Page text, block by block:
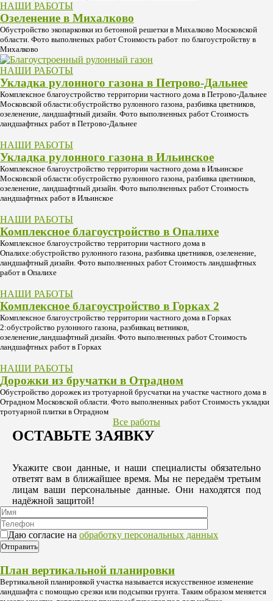
НАШИ РАБОТЫ
Озеленение в Михалково
Обустройство экопарковки из бетонной решетки в Михалково Московской
области. Фото выполненых работ Стоимость работ по благоустройству в
Михалково
НАШИ РАБОТЫ
Укладка рулонного газона в Петрово-Дальнее
Комплексное благоустройство территории частного дома в Петрово-Дальнее
Московской области:обустройство рулонного газона, разбивка цветников,
озеленение, ландшафтный дизайн. Фото выполненных работ Стоимость
ландшафтных работ в Петрово-Дальнее
НАШИ РАБОТЫ
Укладка рулонного газона в Ильинское
Комплексное благоустройство территории частного дома в Ильинское
Московской области:обустройство рулонного газона, разбивка цветников,
озеленение, ландшафтный дизайн. Фото выполненных работ Стоимость
ландшафтных работ в Ильинское
НАШИ РАБОТЫ
Комплексное благоустройство в Опалихе
Комплексное благоустройство территории частного дома в
Опалихе:обустройство рулонного газона, разбивка цветников, озеленение,
ландшафтный дизайн. Фото выполненных работ Стоимость ландшафтных
работ в Опалихе
НАШИ РАБОТЫ
Комплексное благоустройство в Горках 2
Комплексное благоустройство территории частного дома в Горках
2:обустройство рулонного газона, разбивкац ветников,
озеленение,ландшафтный дизайн. Фото выполненных работ Стоимость
ландшафтных работ в Горках
НАШИ РАБОТЫ
Дорожки из бручатки в Отрадном
Обустройство дорожек из тротуарной брусчатки на участке частного дома в
Отрадном Московской области. Фото выполненных работ Стоимость укладки
тротуарной плитки в Отрадном
Все работы
ОСТАВЬТЕ ЗАЯВКУ
Укажите свои данные, и наши специалисты обязательно
ответят вам в ближайшее время. Мы не передаём третьим
лицам ваши персональные данные. Они находятся под
надёжной защитой!
Даю согласие на обработку персональных данных
План вертикальной планировки
Вертикальной планировкой участка называется искусственное изменение
ландшафта с помощью срезки или подсыпки грунта. Таким образом меняется